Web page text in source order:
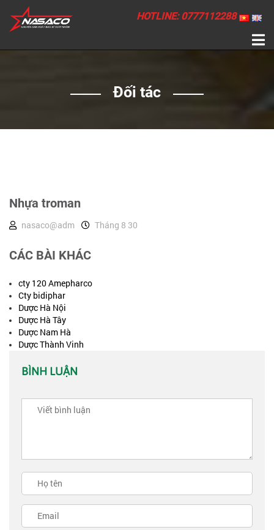
HOTLINE: 0777112288
Đối tác
Nhựa troman
nasaco@adm Tháng 8 30
CÁC BÀI KHÁC
cty 120 Amepharco
Cty bidiphar
Dược Hà Nội
Dược Hà Tây
Dược Nam Hà
Dược Thành Vinh
BÌNH LUẬN